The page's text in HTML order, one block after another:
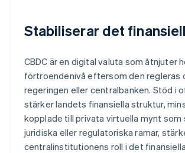
Stabiliserar det
CBDC är en digital valuta som åtnjuter
förtroendenivå eftersom den regleras
regeringen eller centralbanken. Stöd i
stärker landets finansiella struktur,
kopplade till privata virtuella mynt som
juridiska eller regulatoriska ramar,
centralinstitutionens roll i det